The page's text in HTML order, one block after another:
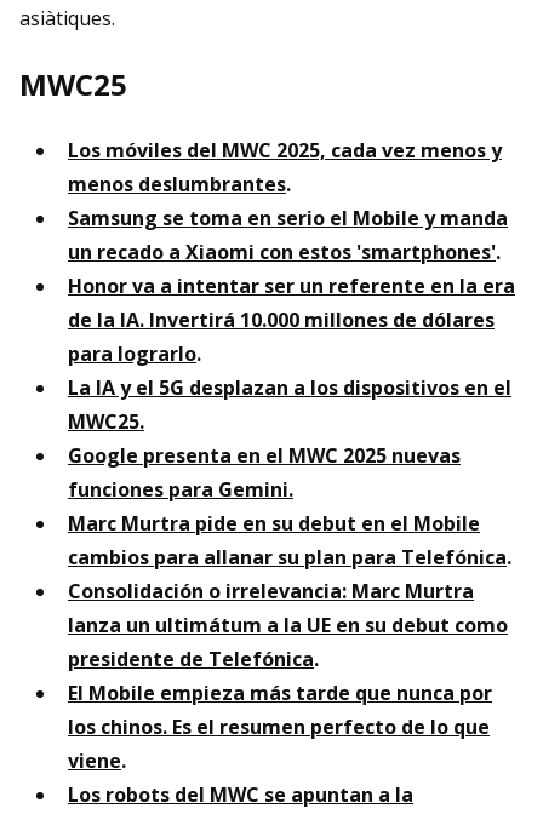
asiàtiques.
MWC25
Los móviles del MWC 2025, cada vez menos y
menos deslumbrantes.
Samsung se toma en serio el Mobile y manda
un recado a Xiaomi con estos 'smartphones'.
Honor va a intentar ser un referente en la era
de la IA. Invertirá 10.000 millones de dólares
para lograrlo.
La IA y el 5G desplazan a los dispositivos en el
MWC25.
Google presenta en el MWC 2025 nuevas
funciones para Gemini.
Marc Murtra pide en su debut en el Mobile
cambios para allanar su plan para Telefónica.
Consolidación o irrelevancia: Marc Murtra
lanza un ultimátum a la UE en su debut como
presidente de Telefónica.
El Mobile empieza más tarde que nunca por
los chinos. Es el resumen perfecto de lo que
viene.
Los robots del MWC se apuntan a la